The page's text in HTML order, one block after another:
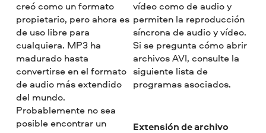
creó como un formato
propietario, pero ahora es
de uso libre para
cualquiera. MP3 ha
madurado hasta
convertirse en el formato
de audio más extendido
del mundo.
Probablemente no sea
posible encontrar un
vídeo como de audio y
permiten la reproducción
síncrona de audio y vídeo.
Si se pregunta cómo abrir
archivos AVI, consulte la
siguiente lista de
programas asociados.
Extensión de archivo